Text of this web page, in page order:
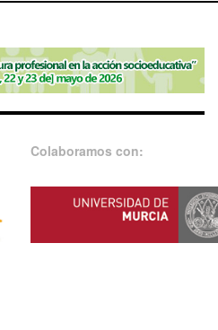
Colaboramos con: